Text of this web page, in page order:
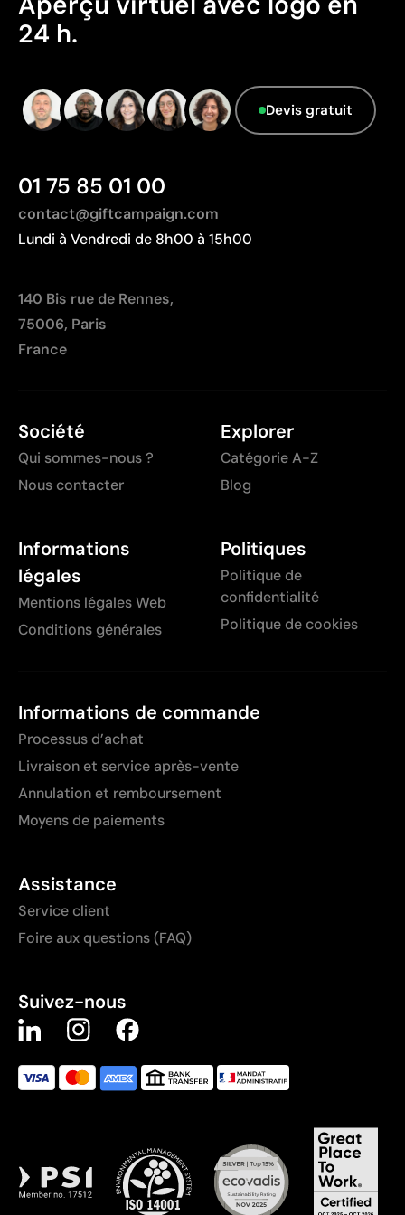
Le fournisseur ne dispose pas de cette
information.
24 h.
Devis gratuit
01 75 85 01 00
contact@giftcampaign.com
Lundi à Vendredi de 8h00 à 15h00
140 Bis rue de Rennes,
75006, Paris
France
Société
Qui sommes-nous ?
Nous contacter
Explorer
Catégorie A-Z
Blog
Informations
légales
Mentions légales Web
Conditions générales
Politiques
Politique de
confidentialité
Politique de cookies
Informations de commande
Processus d’achat
Livraison et service après-vente
Annulation et remboursement
Moyens de paiements
Assistance
Service client
Foire aux questions (FAQ)
Suivez-nous